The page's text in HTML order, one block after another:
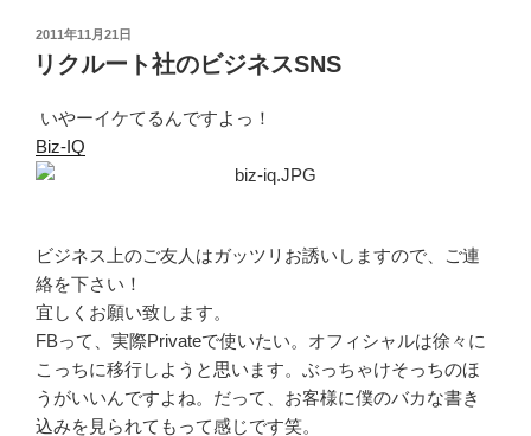
投
稿
日:
2011年11月21日
リクルート社のビジネスSNS
いやーイケてるんですよっ！
Biz-IQ
ビジネス上のご友人はガッツリお誘いしますので、ご連
絡を下さい！
宜しくお願い致します。
FBって、実際Privateで使いたい。オフィシャルは徐々に
こっちに移行しようと思います。ぶっちゃけそっちのほ
うがいいんですよね。だって、お客様に僕のバカな書き
込みを見られてもって感じです笑。